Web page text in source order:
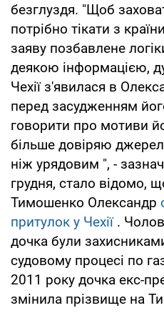
безглуздя. "Щоб
потрібно тікати з
заяву позбавлене
деякою інформацією,
Чехії з'явилася в
перед засудженням
говорити про мотиви
більше довіряю
ніж урядовим ", -
грудня, стало відомо,
Тимошенко Олександр
притулок у Чехії.
дочка були
судовому процесі по
2011 року дочка екс-
змінила прізвище на